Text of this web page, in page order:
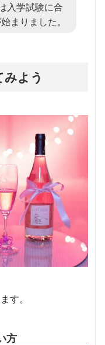
入学試験に合
まりました。
よう
す。
方